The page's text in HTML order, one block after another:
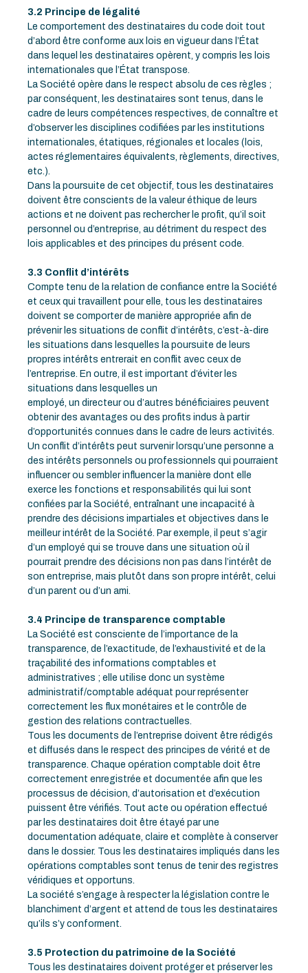
3.2 Principe de légalité
Le comportement des destinataires du code doit tout
d’abord être conforme aux lois en vigueur dans l’État
dans lequel les destinataires opèrent, y compris les lois
internationales que l’État transpose.
La Société opère dans le respect absolu de ces règles ;
par conséquent, les destinataires sont tenus, dans le
cadre de leurs compétences respectives, de connaître et
d’observer les disciplines codifiées par les institutions
internationales, étatiques, régionales et locales (lois,
actes réglementaires équivalents, règlements, directives,
etc.).
Dans la poursuite de cet objectif, tous les destinataires
doivent être conscients de la valeur éthique de leurs
actions et ne doivent pas rechercher le profit, qu’il soit
personnel ou d’entreprise, au détriment du respect des
lois applicables et des principes du présent code.
3.3 Conflit d’intérêts
Compte tenu de la relation de confiance entre la Société
et ceux qui travaillent pour elle, tous les destinataires
doivent se comporter de manière appropriée afin de
prévenir les situations de conflit d’intérêts, c’est-à-dire
les situations dans lesquelles la poursuite de leurs
propres intérêts entrerait en conflit avec ceux de
l’entreprise. En outre, il est important d’éviter les
situations dans lesquelles un
employé, un directeur ou d’autres bénéficiaires peuvent
obtenir des avantages ou des profits indus à partir
d’opportunités connues dans le cadre de leurs activités.
Un conflit d’intérêts peut survenir lorsqu’une personne a
des intérêts personnels ou professionnels qui pourraient
influencer ou sembler influencer la manière dont elle
exerce les fonctions et responsabilités qui lui sont
confiées par la Société, entraînant une incapacité à
prendre des décisions impartiales et objectives dans le
meilleur intérêt de la Société. Par exemple, il peut s’agir
d’un employé qui se trouve dans une situation où il
pourrait prendre des décisions non pas dans l’intérêt de
son entreprise, mais plutôt dans son propre intérêt, celui
d’un parent ou d’un ami.
3.4 Principe de transparence comptable
La Société est consciente de l’importance de la
transparence, de l’exactitude, de l’exhaustivité et de la
traçabilité des informations comptables et
administratives ; elle utilise donc un système
administratif/comptable adéquat pour représenter
correctement les flux monétaires et le contrôle de
gestion des relations contractuelles.
Tous les documents de l’entreprise doivent être rédigés
et diffusés dans le respect des principes de vérité et de
transparence. Chaque opération comptable doit être
correctement enregistrée et documentée afin que les
processus de décision, d’autorisation et d’exécution
puissent être vérifiés. Tout acte ou opération effectué
par les destinataires doit être étayé par une
documentation adéquate, claire et complète à conserver
dans le dossier. Tous les destinataires impliqués dans les
opérations comptables sont tenus de tenir des registres
véridiques et opportuns.
La société s’engage à respecter la législation contre le
blanchiment d’argent et attend de tous les destinataires
qu’ils s’y conforment.
3.5 Protection du patrimoine de la Société
Tous les destinataires doivent protéger et préserver les